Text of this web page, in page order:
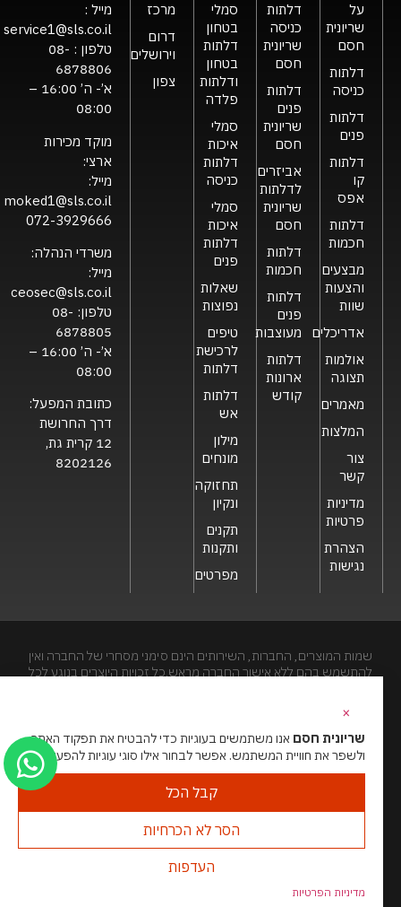
על
שריונית
חסם
דלתות
כניסה
דלתות
פנים
דלתות
קו
אפס
דלתות
חכמות
מבצעים
והצעות
שוות
אדריכלים
אולמות
תצוגה
מאמרים
המלצות
צור
קשר
מדיניות
פרטיות
הצהרת
נגישות
דלתות
כניסה
שריונית
חסם
דלתות
פנים
שריונית
חסם
אביזרים
לדלתות
שריונית
חסם
דלתות
חכמות
דלתות
פנים
מעוצבות
דלתות
ארונות
קודש
סמלי
בטחון
דלתות
בטחון
ודלתות
פלדה
סמלי
איכות
דלתות
כניסה
סמלי
איכות
דלתות
פנים
שאלות
נפוצות
טיפים
לרכישת
דלתות
דלתות
אש
מילון
מונחים
תחזוקה
ונקיון
תקנים
ותקנות
מפרטים
מרכז
דרום
וירושלים
צפון
מייל :
service1@sls.co.il
טלפון : 08-
6878806
א’- ה’ 16:00 –
08:00
מוקד מכירות
ארצי:
מייל:
moked1@sls.co.il
072-3929666
משרדי הנהלה:
מייל:
ceosec@sls.co.il
טלפון: 08-
6878805
א’- ה’ 16:00 –
08:00
כתובת המפעל:
דרך החרושת
12 קרית גת,
8202126
שמות המוצרים, החברות, השירותים הינם סימני מסחרי של החברה ואין
להתשמש בהם ללא אישור החברה מראש.כל זכויות היוצרים בנוגע לכל
האתר מנוהל ע”י גאו מדיהסוכנות דיגיטל
×
שריונית חסם אנו משתמשים בעוגיות כדי להבטיח את תפקוד האתר
ולשפר את חוויית המשתמש. אפשר לבחור אילו סוגי עוגיות להפעיל.
קבל הכל
הסר לא הכרחיות
העדפות
מדיניות הפרטיות